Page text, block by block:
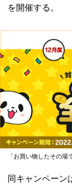
を開催する。
「お買い物したその場
同キャンペーン